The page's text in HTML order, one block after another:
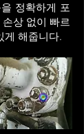
정확하게 포
상 없이 빠르
게 해줍니다.